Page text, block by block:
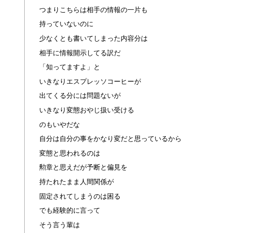
つまりこちらは相手の情報の一片も
持っていないのに
少なくとも書いてしまった内容分は
相手に情報開示してる訳だ
「知ってますよ」と
いきなりエスプレッソコーヒーが
出てくる分には問題ないが
いきなり変態おやじ扱い受ける
のもいやだな
自分は自分の事をかなり変だと思っているから
変態と思われるのは
勲章と思えだが予断と偏見を
持たれたまま人間関係が
固定されてしまうのは困る
でも経験的に言って
そう言う輩は